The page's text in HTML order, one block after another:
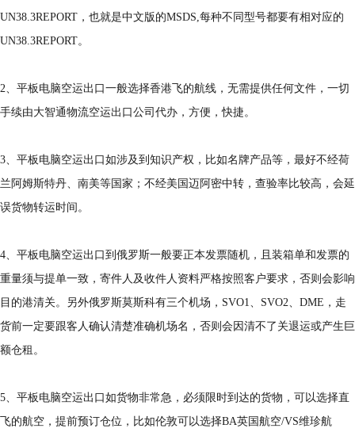
UN38.3REPORT，也就是中文版的MSDS,每种不同型号都要有相对应的
UN38.3REPORT。
2、平板电脑空运出口一般选择香港飞的航线，无需提供任何文件，一切
手续由大智通物流空运出口公司代办，方便，快捷。
3、平板电脑空运出口如涉及到知识产权，比如名牌产品等，最好不经荷
兰阿姆斯特丹、南美等国家；不经美国迈阿密中转，查验率比较高，会延
误货物转运时间。
4、平板电脑空运出口到俄罗斯一般要正本发票随机，且装箱单和发票的
重量须与提单一致，寄件人及收件人资料严格按照客户要求，否则会影响
目的港清关。另外俄罗斯莫斯科有三个机场，SVO1、SVO2、DME，走
货前一定要跟客人确认清楚准确机场名，否则会因清不了关退运或产生巨
额仓租。
5、平板电脑空运出口如货物非常急，必须限时到达的货物，可以选择直
飞的航空，提前预订仓位，比如伦敦可以选择BA英国航空/VS维珍航